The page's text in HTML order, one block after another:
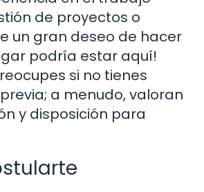
de proyectos o
un gran deseo de hacer
podría estar aquí!
si no tienes
a menudo, valoran
y disposición para